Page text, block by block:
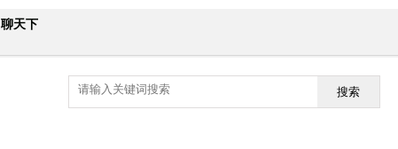
聊天下
搜索